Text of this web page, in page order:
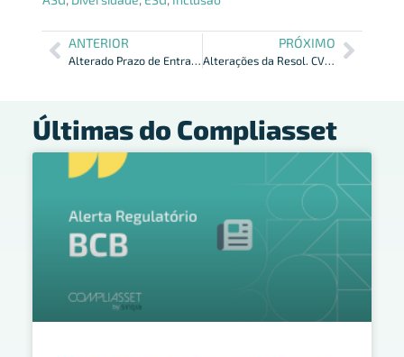
ANTERIOR
Alterado Prazo de Entrada em Vigor de Alterações no Sistema CVMweb
PRÓXIMO
Alterações da Resol. CVM 181 no Marco Regulatório de Fundos
Últimas do Compliasset